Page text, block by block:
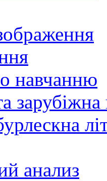
навчанню
зарубіжна
анализ